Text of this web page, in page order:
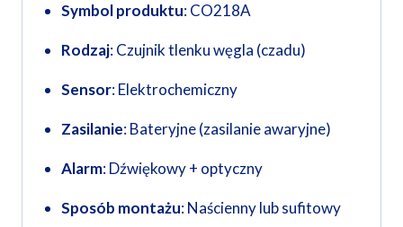
Symbol produktu: CO218A
Rodzaj: Czujnik tlenku węgla (czadu)
Sensor: Elektrochemiczny
Zasilanie: Bateryjne (zasilanie awaryjne)
Alarm: Dźwiękowy + optyczny
Sposób montażu: Naścienny lub sufitowy